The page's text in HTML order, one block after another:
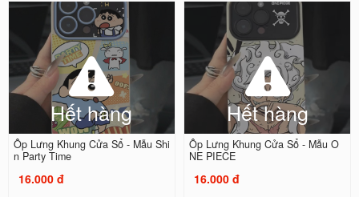
Hết hàng
Ốp Lưng Khung Cửa Sổ - Mẫu Shi
n Party Time
16.000 đ
Hết hàng
Ốp Lưng Khung Cửa Sổ - Mẫu O
NE PIECE
16.000 đ